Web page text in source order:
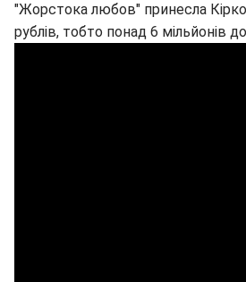
"Жорстока любов" принесла
рублів, тобто понад 6 мільйонів